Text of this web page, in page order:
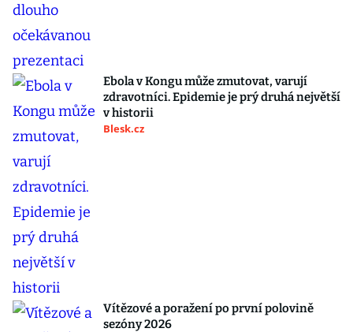
Ebola v Kongu může zmutovat, varují
zdravotníci. Epidemie je prý druhá největší
v historii
Blesk.cz
Vítězové a poražení po první polovině
sezóny 2026